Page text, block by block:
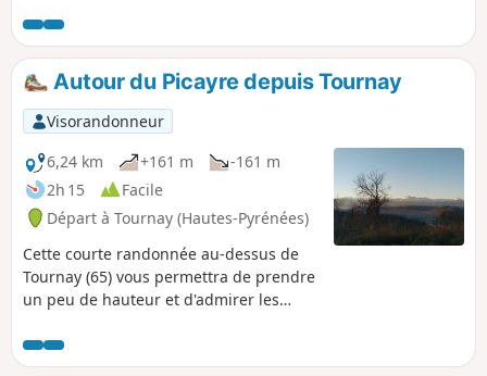
Cayres de By. À Saint-Roch et à Galade, vous pourrez
traverser l’Adour et la RD935 pour rejoindre la « Camiéra
deras Pistas » et revenir vers Campan par l'autre versant de
la vallée.Autour du Picayre depuis Tournay
Visorandonneur
6,24 km
+161 m
-161 m
2h 15
Facile
Départ à Tournay (Hautes-Pyrénées)
Cette courte randonnée au-dessus de
Tournay (65) vous permettra de prendre
un peu de hauteur et d'admirer les